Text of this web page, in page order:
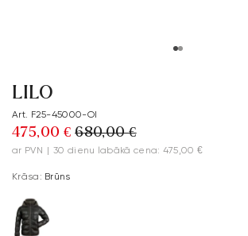
LILO
Art. F25-45000-OI
475,00 € 680,00 €
ar PVN | 30 dienu labākā cena: 475,00 €
Krāsa: Brūns